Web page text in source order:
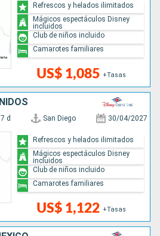
US$ 1,085 +Tasas
Refrescos y helados ilimitados
Mágicos espectáculos Disney
incluidos
Club de niños incluido
Camarotes familiares
7 d San Diego 30/04/2027
US$ 1,122 +Tasas
Refrescos y helados ilimitados
Mágicos espectáculos Disney
incluidos
Club de niños incluido
Camarotes familiares